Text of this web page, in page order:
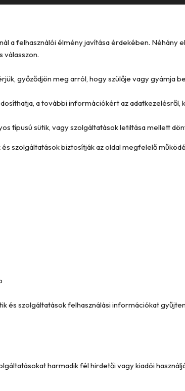
a felhasználói élmény javítása érdekében.
válasszon.
győződjön meg arról, hogy szülője vagy gyámja
a további információkért az
típusú sütik, vagy szolgáltatások letiltása mellett
szolgáltatások biztosítják az oldal megfelelő
és szolgáltatások felhasználási információkat
harmadik fél hirdetői vagy kiadói